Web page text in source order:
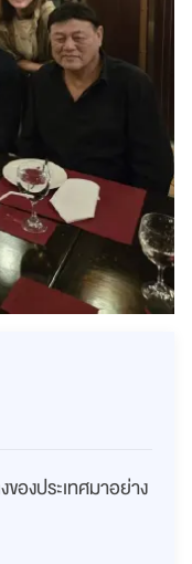
องประเทศมาอย่าง